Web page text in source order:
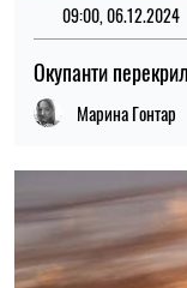
09:00, 06.12.2024
Окупанти
Марина Гонтар